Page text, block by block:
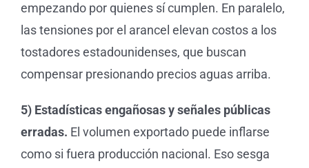
empezando por quienes sí cumplen. En paralelo,
las tensiones por el arancel elevan costos a los
tostadores estadounidenses, que buscan
compensar presionando precios aguas arriba.
5) Estadísticas engañosas y señales públicas
erradas. El volumen exportado puede inflarse
como si fuera producción nacional. Eso sesga